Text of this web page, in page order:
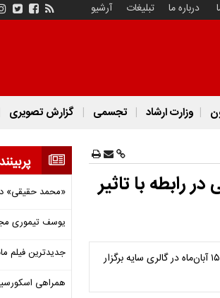
درباره ما تبلیغات آرشیو
وزارت ارشاد تجسمی گزارش تصویری
رابطه با تاثیر
پرفورمنس ˝لکه‌های پاک نشدنی...˝ به طراحی و کارگردانی سهند سرحدی در روزهای ۱۴ و ۱۵ آبان‌ماه در گالری سایه برگزار
«محمد حقیقی»
یوسف تیموری
جدیدترین فیلم
همراهی